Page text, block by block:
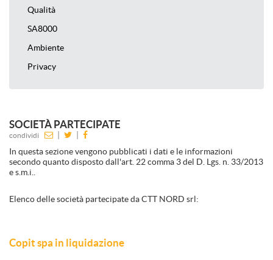
Qualità
SA8000
Ambiente
Privacy
SOCIETÀ PARTECIPATE
condividi
In questa sezione vengono pubblicati i dati e le informazioni
secondo quanto disposto dall'art. 22 comma 3 del D. Lgs. n. 33/2013
e s.m.i..
Elenco delle società partecipate da CTT NORD srl:
Copit spa in liquidazione